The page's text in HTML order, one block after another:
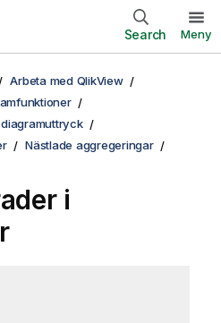
Search Meny
Arbeta med QlikView
Nästlade aggregeringar
i